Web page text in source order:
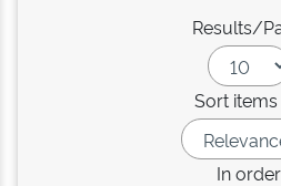
Results/
Sort
In order